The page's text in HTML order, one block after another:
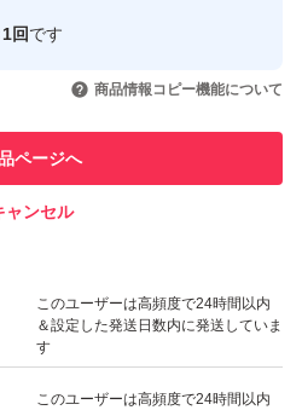
引を完了させた実績があります
での取引実績があります
このユーザーは高頻度で24時間以内
＆設定した発送日数内に発送していま
す
このユーザーは高頻度で24時間以内
回です
商品情報コピー機能について
ページへ
ャンセル